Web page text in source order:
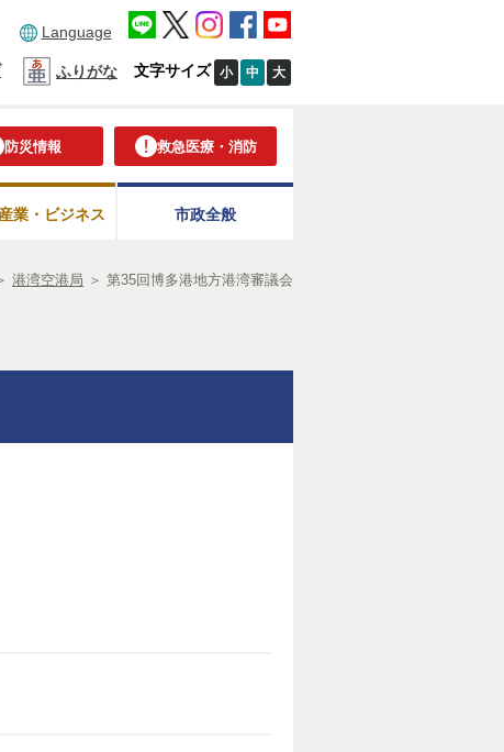
Language
ふりがな 文字サイズ 小 中 大
防災情報 救急医療・消防
業・ビジネス 市政全般
港湾空港局 ＞ 第35回博多港地方港湾審議会